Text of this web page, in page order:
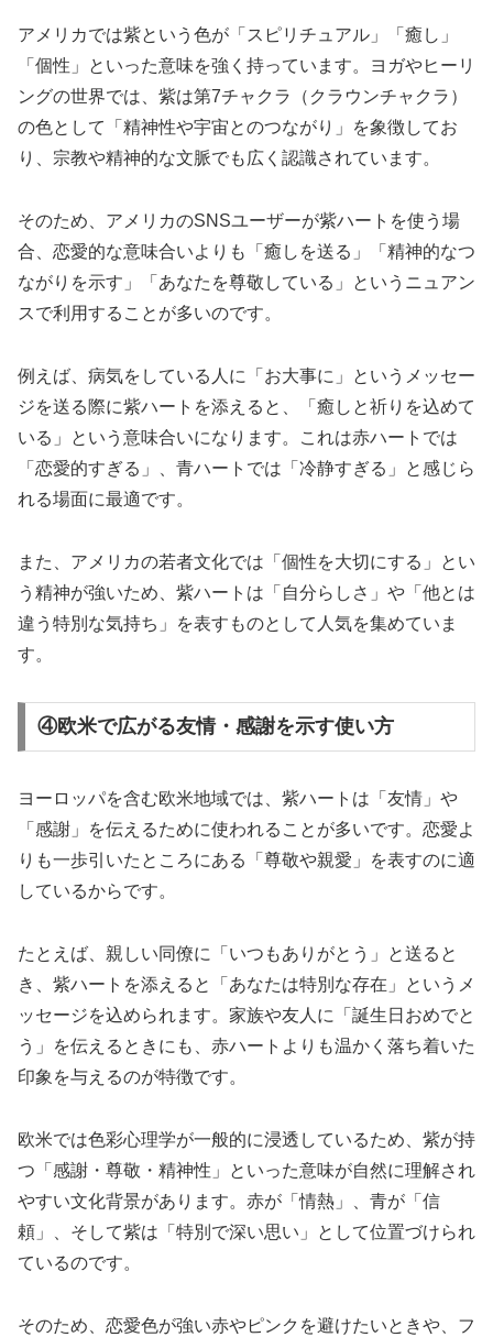
アメリカでは紫という色が「スピリチュアル」「癒し」
「個性」といった意味を強く持っています。ヨガやヒーリ
ングの世界では、紫は第7チャクラ（クラウンチャクラ）
の色として「精神性や宇宙とのつながり」を象徴してお
り、宗教や精神的な文脈でも広く認識されています。
そのため、アメリカのSNSユーザーが紫ハートを使う場
合、恋愛的な意味合いよりも「癒しを送る」「精神的なつ
ながりを示す」「あなたを尊敬している」というニュアン
スで利用することが多いのです。
例えば、病気をしている人に「お大事に」というメッセー
ジを送る際に紫ハートを添えると、「癒しと祈りを込めて
いる」という意味合いになります。これは赤ハートでは
「恋愛的すぎる」、青ハートでは「冷静すぎる」と感じら
れる場面に最適です。
また、アメリカの若者文化では「個性を大切にする」とい
う精神が強いため、紫ハートは「自分らしさ」や「他とは
違う特別な気持ち」を表すものとして人気を集めていま
す。
④欧米で広がる友情・感謝を示す使い方
ヨーロッパを含む欧米地域では、紫ハートは「友情」や
「感謝」を伝えるために使われることが多いです。恋愛よ
りも一歩引いたところにある「尊敬や親愛」を表すのに適
しているからです。
たとえば、親しい同僚に「いつもありがとう」と送ると
き、紫ハートを添えると「あなたは特別な存在」というメ
ッセージを込められます。家族や友人に「誕生日おめでと
う」を伝えるときにも、赤ハートよりも温かく落ち着いた
印象を与えるのが特徴です。
欧米では色彩心理学が一般的に浸透しているため、紫が持
つ「感謝・尊敬・精神性」といった意味が自然に理解され
やすい文化背景があります。赤が「情熱」、青が「信
頼」、そして紫は「特別で深い思い」として位置づけられ
ているのです。
そのため、恋愛色が強い赤やピンクを避けたいときや、フ